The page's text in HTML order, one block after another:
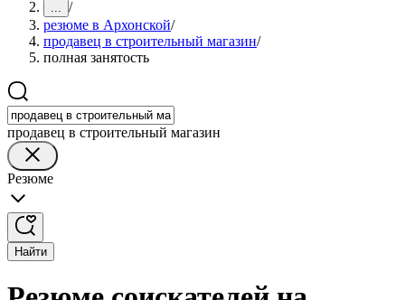
... /
резюме в Архонской/
продавец в строительный магазин/
полная занятость
продавец в строительный магазин
Резюме
Найти